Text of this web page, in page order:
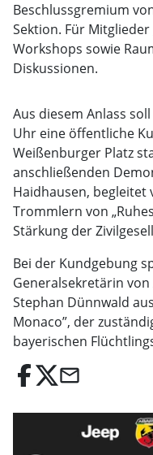
Beschlussgremium
Sektion. Für
Workshops sowie
Diskussionen.
Aus diesem Anlass
Uhr eine öffentliche
Weißenburger Platz
anschließenden
Haidhausen,
Trommlern von
Stärkung der
Bei der Kundgebung
Generalsekretärin
Stephan Dünnwald
Monaco”, der
bayerischen
email